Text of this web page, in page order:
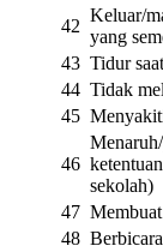
42
Keluar/
yang
43 Tidur
44 Tidak
45
46
sekolah)
47
48